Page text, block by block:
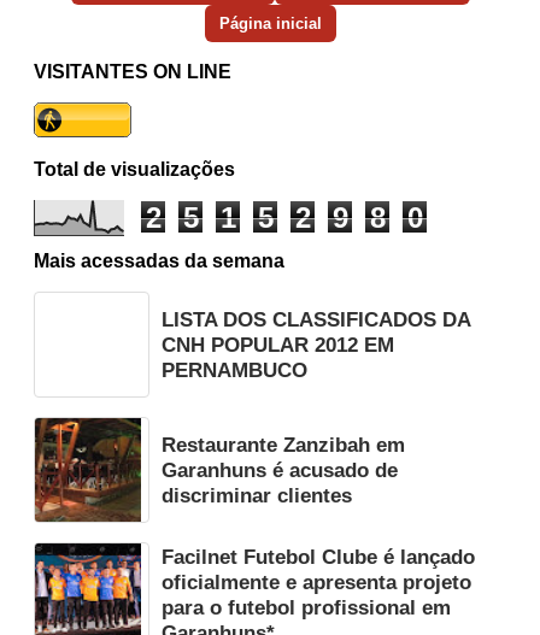
Página inicial
VISITANTES ON LINE
Total de visualizações
2 5 1 5 2 9 8 0
Mais acessadas da semana
LISTA DOS CLASSIFICADOS DA
CNH POPULAR 2012 EM
PERNAMBUCO
Restaurante Zanzibah em
Garanhuns é acusado de
discriminar clientes
Facilnet Futebol Clube é lançado
oficialmente e apresenta projeto
para o futebol profissional em